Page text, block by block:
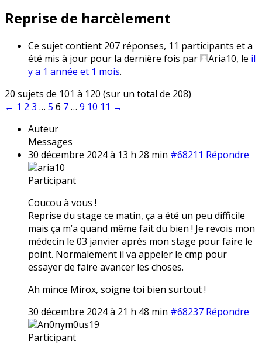
Reprise de harcèlement
Ce sujet contient 207 réponses, 11 participants et a
été mis à jour pour la dernière fois par
Aria10, le il
y a 1 année et 1 mois.
20 sujets de 101 à 120 (sur un total de 208)
← 1 2 3 … 5 6 7… 9 10 11 →
Auteur
Messages
30 décembre 2024 à 13 h 28 min #68211 Répondre
aria10
Participant
Coucou à vous !
Reprise du stage ce matin, ça a été un peu difficile
mais ça m’a quand même fait du bien ! Je revois mon
médecin le 03 janvier après mon stage pour faire le
point. Normalement il va appeler le cmp pour
essayer de faire avancer les choses.
Ah mince Mirox, soigne toi bien surtout !
30 décembre 2024 à 21 h 48 min #68237 Répondre
An0nym0us19
Participant